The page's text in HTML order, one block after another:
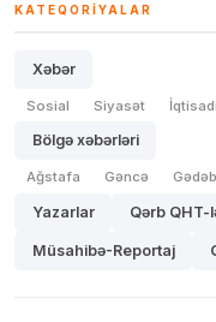
KATEQORIYALAR
Xəbər
Sosial Siyasət
Bölgə xəbərləri
Ağstafa Gəncə
Yazarlar Qərb QHT-
Müsahibə-Reportaj